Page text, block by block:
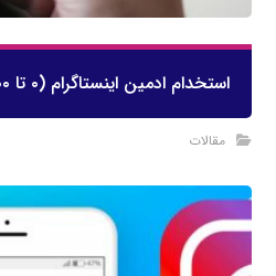
استخدام ادمین اینستاگرام (۰ تا ۱۰۰ ادمین بودن)
مقالات